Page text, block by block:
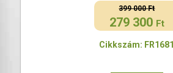
399 000Ft
Original
was:
279 300 Ft
Current
is:
Cikkszám: FR1681